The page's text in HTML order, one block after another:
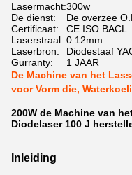
Lasermacht:300w
De dienst:
De overzee
Certificaat:
CE ISO BACL
Laserstraal: 0.12mm
Laserbron:
Diodestaaf
Gurranty:
1 JAAR
De Machine van het
voor Vorm die,
200W de Machine van
Diodelaser 100 J
Inleiding